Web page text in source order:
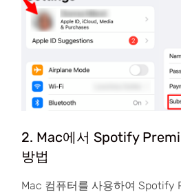
2. Mac에서 Spotify
방법
Mac 컴퓨터를 사용하여 Spotify